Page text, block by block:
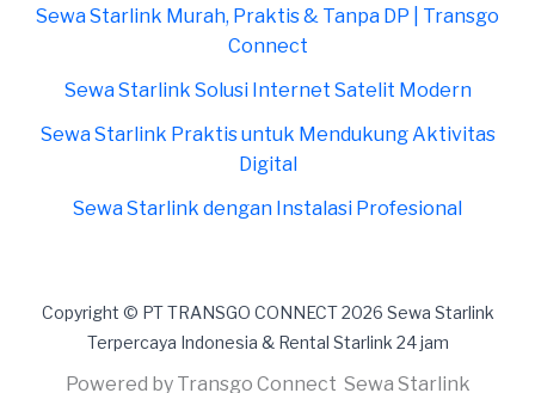
Sewa Starlink Murah, Praktis & Tanpa DP | Transgo
Connect
Sewa Starlink Solusi Internet Satelit Modern
Sewa Starlink Praktis untuk Mendukung Aktivitas
Digital
Sewa Starlink dengan Instalasi Profesional
Copyright © PT TRANSGO CONNECT 2026 Sewa Starlink
Terpercaya Indonesia & Rental Starlink 24 jam
Powered by Transgo Connect Sewa Starlink